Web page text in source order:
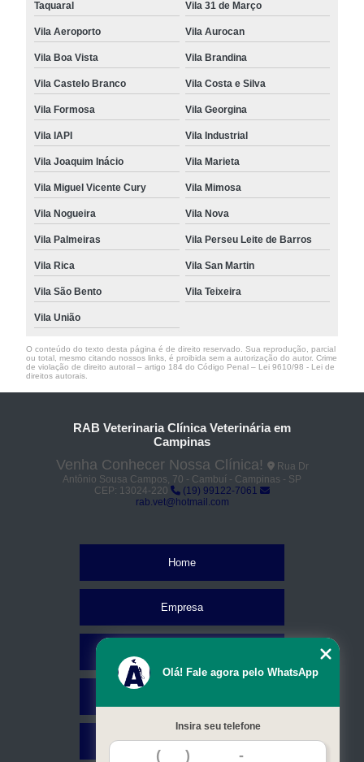
Taquaral Vila 31 de Março
Vila Aeroporto Vila Aurocan
Vila Boa Vista Vila Brandina
Vila Castelo Branco Vila Costa e Silva
Vila Formosa Vila Georgina
Vila IAPI Vila Industrial
Vila Joaquim Inácio Vila Marieta
Vila Miguel Vicente Cury Vila Mimosa
Vila Nogueira Vila Nova
Vila Palmeiras Vila Perseu Leite de Barros
Vila Rica Vila San Martin
Vila São Bento Vila Teixeira
Vila União
O conteúdo do texto desta página é de direito reservado. Sua reprodução, parcial
ou total, mesmo citando nossos links, é proibida sem a autorização do autor. Crime
de violação de direito autoral – artigo 184 do Código Penal – Lei 9610/98 - Lei de
direitos autorais
RAB Veterinaria Clínica Veterinária em
Campinas
Venha Conhecer Nossa Clínica!
Rua Dr
Antônio Sousa Campos, 70 - Cambuí - Campinas - SP
CEP: 13024-220
(19) 99122-7061
rab.vet@hotmail.com
Home
Empresa
Contato
Olá! Fale agora pelo WhatsApp
Insira seu telefone